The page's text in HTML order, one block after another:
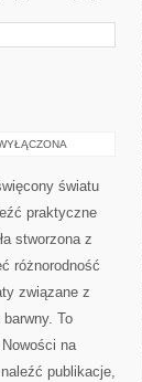
światu
praktyczne
stworzona z
różnorodność
związane z
To
na
publikacje,